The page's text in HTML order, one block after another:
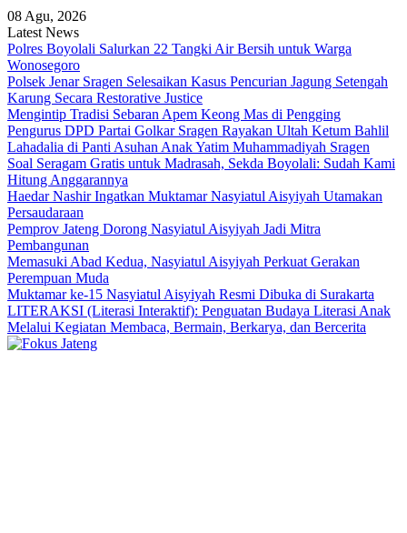
08 Agu, 2026
Latest News
Polres Boyolali Salurkan 22 Tangki Air Bersih untuk Warga
Wonosegoro
Polsek Jenar Sragen Selesaikan Kasus Pencurian Jagung Setengah
Karung Secara Restorative Justice
Mengintip Tradisi Sebaran Apem Keong Mas di Pengging
Pengurus DPD Partai Golkar Sragen Rayakan Ultah Ketum Bahlil
Lahadalia di Panti Asuhan Anak Yatim Muhammadiyah Sragen
Soal Seragam Gratis untuk Madrasah, Sekda Boyolali: Sudah Kami
Hitung Anggarannya
Haedar Nashir Ingatkan Muktamar Nasyiatul Aisyiyah Utamakan
Persaudaraan
Pemprov Jateng Dorong Nasyiatul Aisyiyah Jadi Mitra
Pembangunan
Memasuki Abad Kedua, Nasyiatul Aisyiyah Perkuat Gerakan
Perempuan Muda
Muktamar ke-15 Nasyiatul Aisyiyah Resmi Dibuka di Surakarta
LITERAKSI (Literasi Interaktif): Penguatan Budaya Literasi Anak
Melalui Kegiatan Membaca, Bermain, Berkarya, dan Bercerita